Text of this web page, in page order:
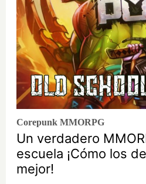
Corepunk MMORPG
Un verdadero
escuela ¡Cómo los
mejor!